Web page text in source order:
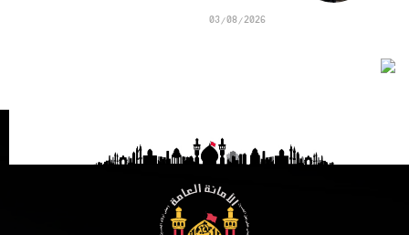
03/08/2026